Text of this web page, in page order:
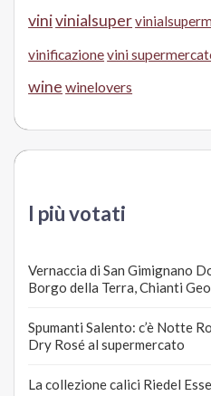
vinivinialsuper
vinificazionevini
wine winelovers
I più votati
Vernaccia di San Gimignano
Borgo della Terra, Chianti
Spumanti Salento: c’è Notte
Dry Rosé al supermercato
La collezione calici Riedel